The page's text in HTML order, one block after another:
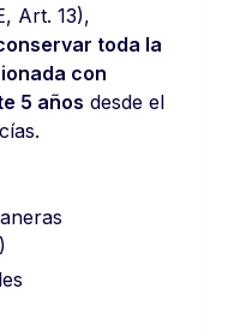
Art. 13),
toda la
con
5 años desde el